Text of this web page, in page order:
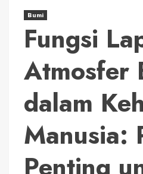
Bumi
Fungsi
Atmosfer
dalam
Manusia: